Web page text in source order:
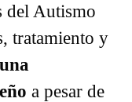
del Autismo
tratamiento y
a pesar de